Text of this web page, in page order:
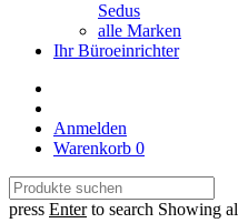
Sedus
alle Marken
Ihr Büroeinrichter
Anmelden
Warenkorb 0
press Enterto search Showing